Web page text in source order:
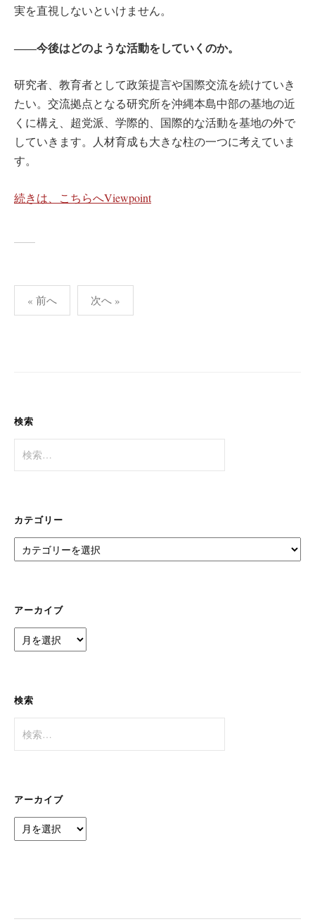
実を直視しないといけません。
――今後はどのような活動をしていくのか。
研究者、教育者として政策提言や国際交流を続けていき
たい。交流拠点となる研究所を沖縄本島中部の基地の近
くに構え、超党派、学際的、国際的な活動を基地の外で
していきます。人材育成も大きな柱の一つに考えていま
す。
続きは、こちらへViewpoint
稿
送
り
« 前へ 次へ »
検索
索:
カテゴリー
テ
ー
アーカイブ
ー
ブ
検索
索:
アーカイブ
ー